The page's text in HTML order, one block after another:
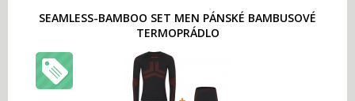
SEAMLESS-BAMBOO SET MEN PÁNSKÉ BAMBUSOVÉ
TERMOPRÁDLO